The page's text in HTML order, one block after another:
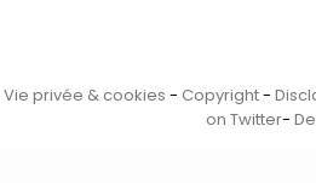
Vie privée & cookies - Copyright-
on Twitter-